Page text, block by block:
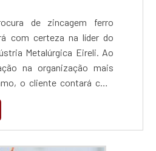
de zincagem ferro
com certeza na líder do
Metalúrgica Eireli. Ao
na organização mais
o cliente contará com
e o suporte de
sanar eventuais
assunto é zincagem ferro